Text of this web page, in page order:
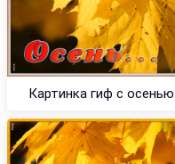
Картинка гиф с осенью